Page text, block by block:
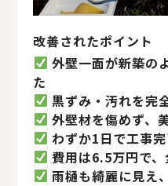
改善されたポイント
外壁一面が新築の
た
黒ずみ・汚れを完
外壁材を傷めず、
わずか1日で工事
費用は6.5万円で
雨樋も綺麗に見え